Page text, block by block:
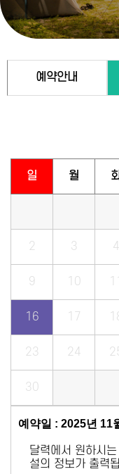
예약안내
일 월
2 3 4
9 10 11
16 17
23 24
30
예약일 : 2025년 11
달력에서 원하시
설의 정보가 출력